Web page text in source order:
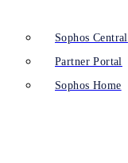
Sophos Central
Partner Portal
Sophos Home